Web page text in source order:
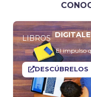
LIBROS
El impulso
DESCÚBRELOS